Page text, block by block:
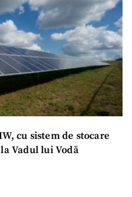
cu sistem de stocare
Vadul lui Vodă